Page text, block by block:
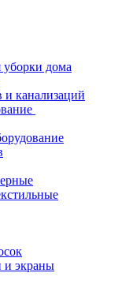
дома
и канализаций
и экраны